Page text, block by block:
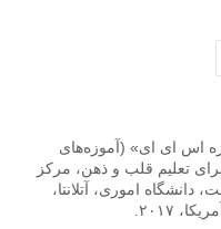
اس ای ای» (آموزه‌های
تعلیم قلب و ذهن، مرکز
دانشگاه اموری، آتلانتا،
۲۰۱۷.